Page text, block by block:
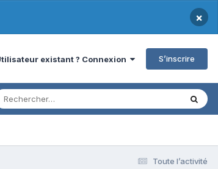
×
existant ? Connexion S’inscrire
Toute l’activité